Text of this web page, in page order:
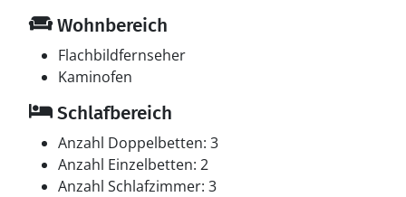
Wohnbereich
Flachbildfernseher
Kaminofen
Schlafbereich
Anzahl Doppelbetten: 3
Anzahl Einzelbetten: 2
Anzahl Schlafzimmer: 3